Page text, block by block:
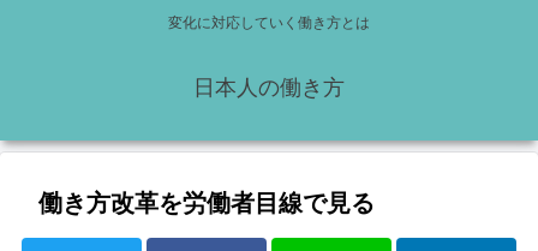
変化に対応していく働き方とは
日本人の働き方
働き方改革を労働者目線で見る